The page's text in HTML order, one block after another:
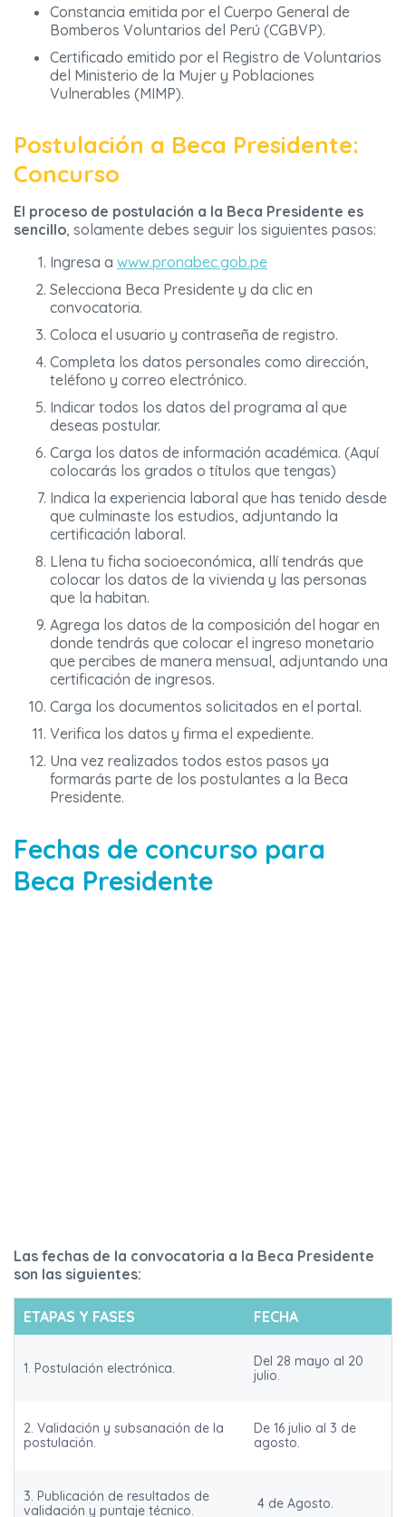
Constancia emitida por el Cuerpo General de
Bomberos Voluntarios del Perú (CGBVP).
Certificado emitido por el Registro de Voluntarios
del Ministerio de la Mujer y Poblaciones
Vulnerables (MIMP).
Postulación a Beca Presidente:
Concurso
El proceso de postulación a la Beca Presidente es
sencillo, solamente debes seguir los siguientes pasos:
Ingresa a www.pronabec.gob.pe
Selecciona Beca Presidente y da clic en
convocatoria.
Coloca el usuario y contraseña de registro.
Completa los datos personales como dirección,
teléfono y correo electrónico.
Indicar todos los datos del programa al que
deseas postular.
Carga los datos de información académica. (Aquí
colocarás los grados o títulos que tengas)
Indica la experiencia laboral que has tenido desde
que culminaste los estudios, adjuntando la
certificación laboral.
Llena tu ficha socioeconómica, allí tendrás que
colocar los datos de la vivienda y las personas
que la habitan.
Agrega los datos de la composición del hogar en
donde tendrás que colocar el ingreso monetario
que percibes de manera mensual, adjuntando una
certificación de ingresos.
Carga los documentos solicitados en el portal.
Verifica los datos y firma el expediente.
Una vez realizados todos estos pasos ya
formarás parte de los postulantes a la Beca
Presidente.
Fechas de concurso para
Beca Presidente
Las fechas de la convocatoria a la Beca Presidente
son las siguientes:
ETAPAS Y FASES FECHA
1. Postulación electrónica.
Del 28 mayo al 20
julio.
2. Validación y subsanación de la
postulación.
De 16 julio al 3 de
agosto.
3. Publicación de resultados de
validación y puntaje técnico.
4 de Agosto.